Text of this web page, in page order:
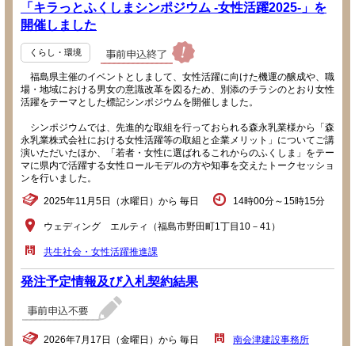
「キラっとふくしまシンポジウム -女性活躍2025-」を
開催しました
くらし・環境
福島県主催のイベントとしまして、女性活躍に向けた機運の醸成や、職
場・地域における男女の意識改革を図るため、別添のチラシのとおり女性
活躍をテーマとした標記シンポジウムを開催しました。
シンポジウムでは、先進的な取組を行っておられる森永乳業様から「森
永乳業株式会社における女性活躍等の取組と企業メリット」についてご講
演いただいたほか、「若者・女性に選ばれるこれからのふくしま」をテー
マに県内で活躍する女性ロールモデルの方や知事を交えたトークセッショ
ンを行いました。
2025年11月5日（水曜日）から 毎日 14時00分～15時15分
ウェディング エルティ（福島市野田町1丁目10－41）
共生社会・女性活躍推進課
発注予定情報及び入札契約結果
2026年7月17日（金曜日）から 毎日 南会津建設事務所